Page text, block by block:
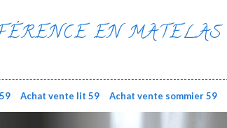
EN MATELAS
Achat vente lit 59 Achat vente sommier 59